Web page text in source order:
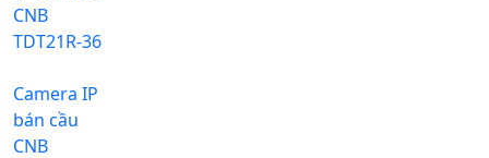
Camera IP
bán cầu
CNB